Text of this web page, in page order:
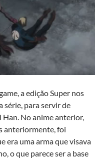
a edição Super nos
série, para servir de
No anime anterior,
anteriormente, foi
era uma arma que visava
o que parece ser a base